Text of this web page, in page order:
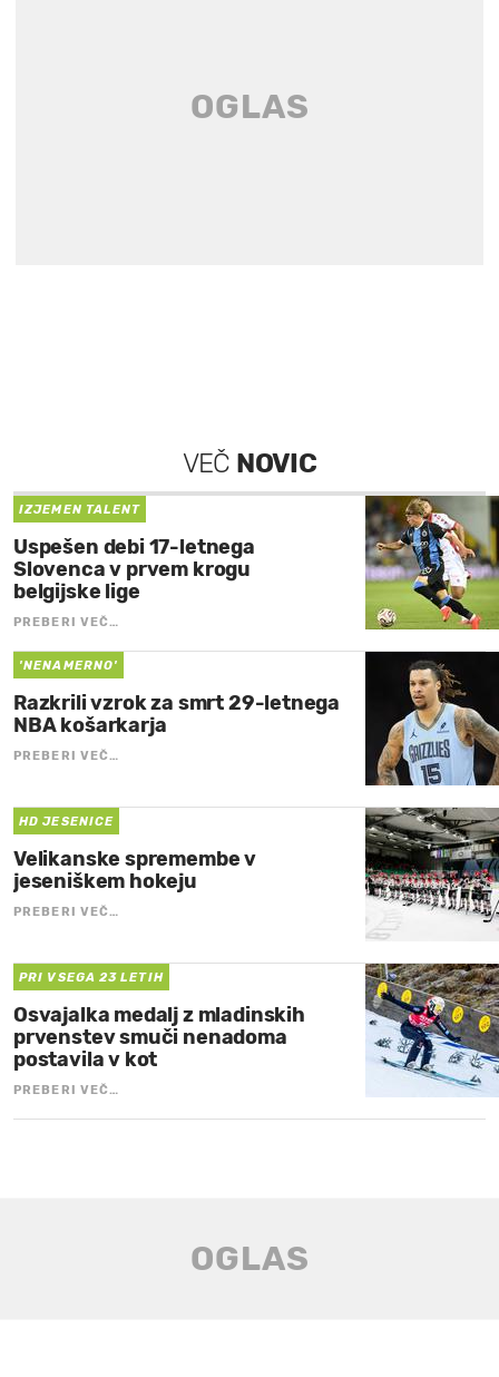
VEČ NOVIC
IZJEMEN TALENT
Uspešen debi 17-letnega
Slovenca v prvem krogu
belgijske lige
PREBERI VEČ…
'NENAMERNO'
Razkrili vzrok za smrt 29-letnega
NBA košarkarja
PREBERI VEČ…
HD JESENICE
Velikanske spremembe v
jeseniškem hokeju
PREBERI VEČ…
PRI VSEGA 23 LETIH
Osvajalka medalj z mladinskih
prvenstev smuči nenadoma
postavila v kot
PREBERI VEČ…